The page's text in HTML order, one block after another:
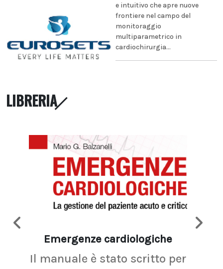
e intuitivo che apre nuove
frontiere nel campo del
monitoraggio
multiparametrico in
cardiochirurgia...
LIBRERIA
Emergenze cardiologiche
Il manuale è stato scritto per